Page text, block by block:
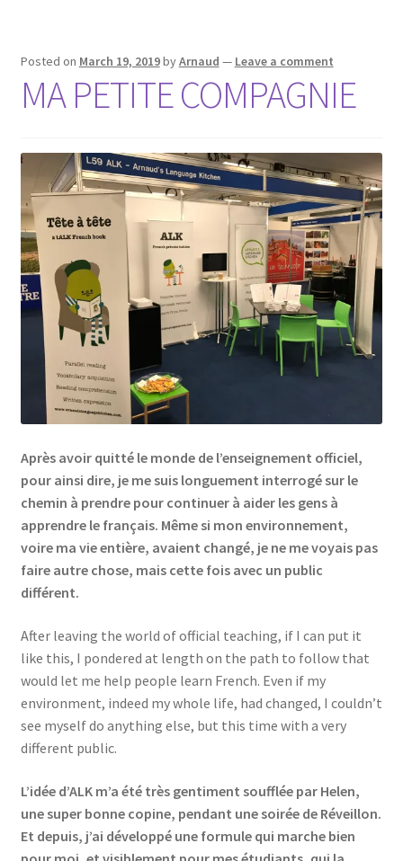
Posted on March 19, 2019byArnaud — Leave a comment
MA PETITE COMPAGNIE
Après avoir quitté le monde de l’enseignement officiel,
pour ainsi dire, je me suis longuement interrogé sur le
chemin à prendre pour continuer à aider les gens à
apprendre le français. Même si mon environnement,
voire ma vie entière, avaient changé, je ne me voyais pas
faire autre chose, mais cette fois avec un public
différent.
After leaving the world of official teaching, if I can put it
like this, I pondered at length on the path to follow that
would let me help people learn French. Even if my
environment, indeed my whole life, had changed, I couldn’t
see myself do anything else, but this time with a very
different public.
L’idée d’ALK m’a été très gentiment soufflée par Helen,
une super bonne copine, pendant une soirée de Réveillon.
Et depuis, j’ai développé une formule qui marche bien